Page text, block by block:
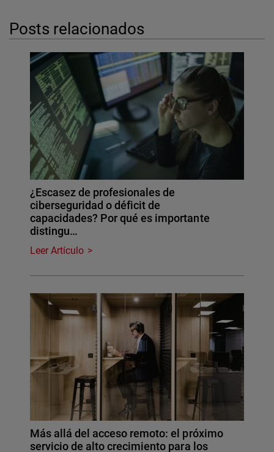
Posts relacionados
¿Escasez de profesionales de
ciberseguridad o déficit de
capacidades? Por qué es importante
distingu…
Leer Artículo
Más allá del acceso remoto: el próximo
servicio de alto crecimiento para los